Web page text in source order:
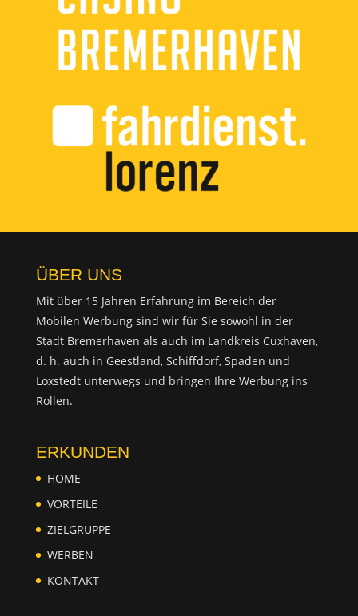
ÜBER UNS
Mit über 15 Jahren Erfahrung im Bereich der
Mobilen Werbung sind wir für Sie sowohl in der
Stadt Bremerhaven als auch im Landkreis Cuxhaven,
d. h. auch in Geestland, Schiffdorf, Spaden und
Loxstedt unterwegs und bringen Ihre Werbung ins
Rollen.
ERKUNDEN
HOME
VORTEILE
ZIELGRUPPE
WERBEN
KONTAKT